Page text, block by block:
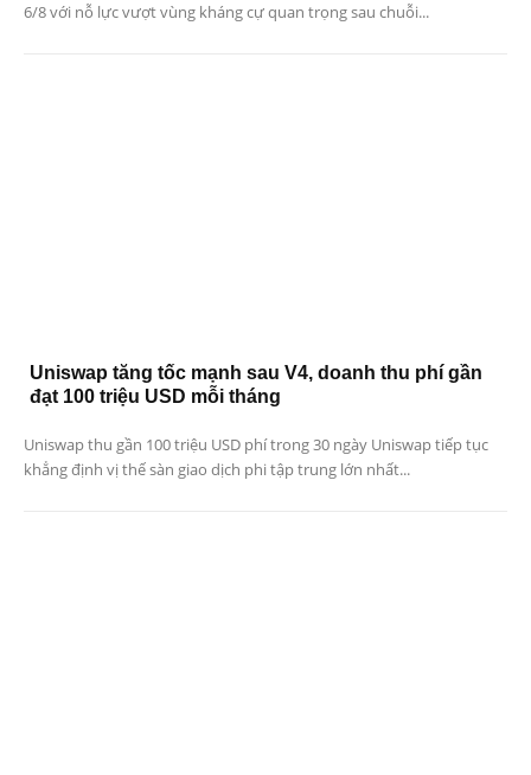
6/8 với nỗ lực vượt vùng kháng cự quan trọng sau chuỗi...
Uniswap tăng tốc mạnh sau V4, doanh thu phí gần
đạt 100 triệu USD mỗi tháng
Uniswap thu gần 100 triệu USD phí trong 30 ngày Uniswap tiếp tục
khẳng định vị thế sàn giao dịch phi tập trung lớn nhất...